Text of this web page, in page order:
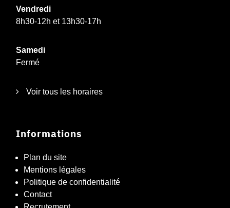
Vendredi
8h30-12h et 13h30-17h
Samedi
Fermé
Voir tous les horaires
Informations
Plan du site
Mentions légales
Politique de confidentialité
Contact